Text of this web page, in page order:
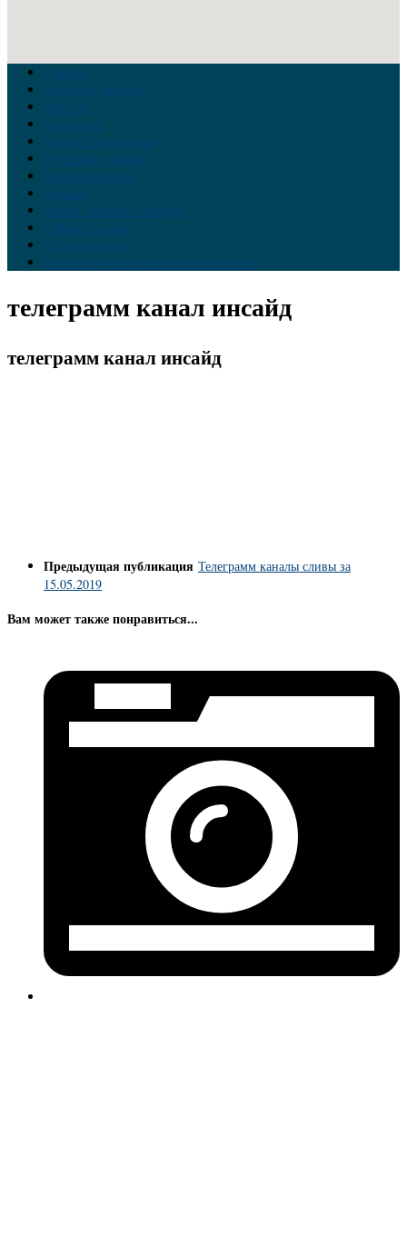
Главная
Война на Украине
Новости
Аналитика
Тайны Геополитики
Российские элиты
Теория заговора
Украина
Новый Мировой Порядок
Тайны истории
Обратная связь
Правила комментирования материалов
телеграмм канал инсайд
телеграмм канал инсайд
Предыдущая публикация Телеграмм каналы сливы за
15.05.2019
Вам может также понравиться...